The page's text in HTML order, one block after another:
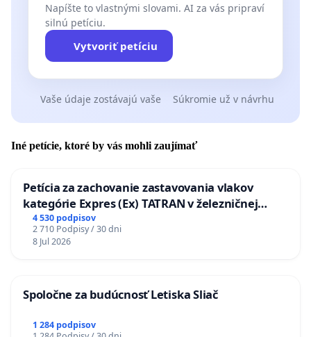
Napíšte to vlastnými slovami. AI za vás pripraví
silnú petíciu.
Vytvoriť petíciu
Vaše údaje zostávajú vaše Súkromie už v návrhu
Iné petície, ktoré by vás mohli zaujímať
Petícia za zachovanie zastavovania vlakov
kategórie Expres (Ex) TATRAN v železničnej
stanici Púchov
4 530 podpisov
2 710 Podpisy / 30 dni
8 Jul 2026
Spoločne za budúcnosť Letiska Sliač
1 284 podpisov